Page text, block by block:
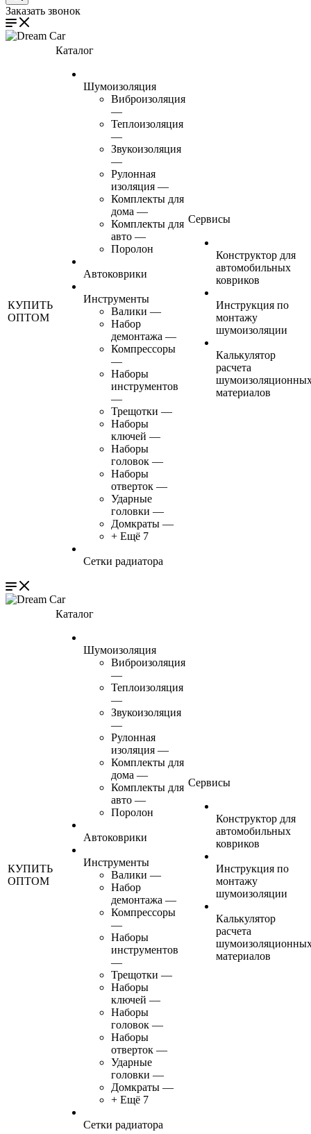
Заказать звонок
КУПИТЬ
ОПТОМ
Каталог
Шумоизоляция
Виброизоляция
—
Теплоизоляция
—
Звукоизоляция
—
Рулонная
изоляция —
Комплекты для
дома —
Комплекты для
авто —
Поролон
Автоковрики
Инструменты
Валики —
Набор
демонтажа —
Компрессоры
—
Наборы
инструментов
—
Трещотки —
Наборы
ключей —
Наборы
головок —
Наборы
отверток —
Ударные
головки —
Домкраты —
+ Ещё 7
Сетки радиатора
Сервисы
Конструктор для
автомобильных
ковриков
Инструкция по
монтажу
шумоизоляции
Калькулятор
расчета
материалов
КУПИТЬ
ОПТОМ
Каталог
Шумоизоляция
Виброизоляция
—
Теплоизоляция
—
Звукоизоляция
—
Рулонная
изоляция —
Комплекты для
дома —
Комплекты для
авто —
Поролон
Автоковрики
Инструменты
Валики —
Набор
демонтажа —
Компрессоры
—
Наборы
инструментов
—
Трещотки —
Наборы
ключей —
Наборы
головок —
Наборы
отверток —
Ударные
головки —
Домкраты —
+ Ещё 7
Сетки радиатора
Сервисы
Конструктор для
автомобильных
ковриков
Инструкция по
монтажу
шумоизоляции
Калькулятор
расчета
материалов